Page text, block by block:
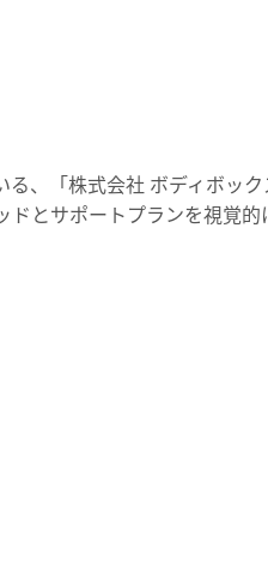
、「株式会社 ボディボッ
とサポートプランを視覚